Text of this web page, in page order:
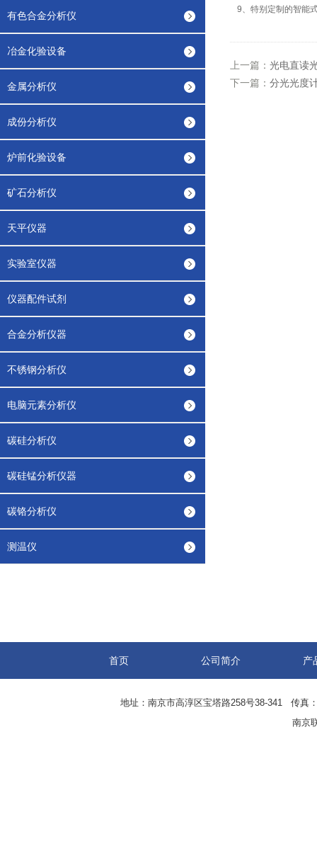
有色合金分析仪
冶金化验设备
金属分析仪
成份分析仪
炉前化验设备
矿石分析仪
天平仪器
实验室仪器
仪器配件试剂
合金分析仪器
不锈钢分析仪
电脑元素分析仪
碳硅分析仪
碳硅锰分析仪器
碳铬分析仪
测温仪
9、特别定制的智能
上一篇： 光电直读
下一篇： 分光光度
首页 公司简介 产
地址：南京市高淳区宝塔路258号38-341 传真
南京